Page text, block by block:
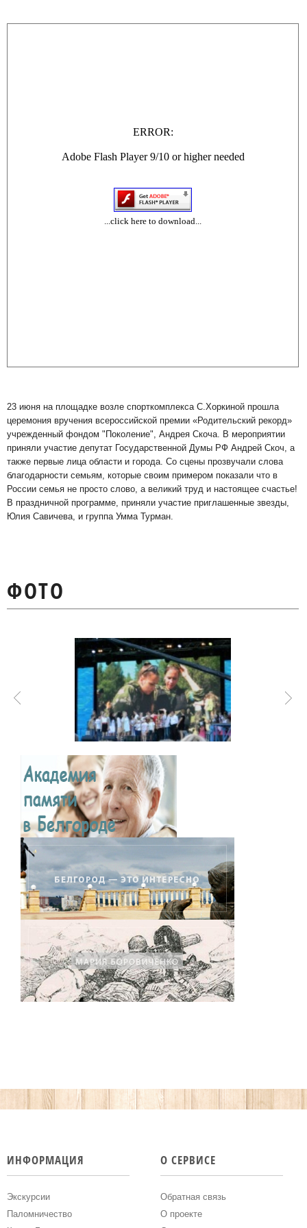
23 июня на площадке возле спорткомплекса С.Хоркиной прошла
церемония вручения всероссийской премии «Родительский рекорд»
учрежденный фондом "Поколение", Андрея Скоча. В мероприятии
приняли участие депутат Государственной Думы РФ Андрей Скоч, а
также первые лица области и города. Со сцены прозвучали слова
благодарности семьям, которые своим примером показали что в
России семья не просто слово, а великий труд и настоящее счастье!
В праздничной программе, приняли участие приглашенные звезды,
Юлия Савичева, и группа Умма Турман.
ФОТО
ИНФОРМАЦИЯ
Экскурсии
Паломничество
О СЕРВИСЕ
Обратная связь
О проекте